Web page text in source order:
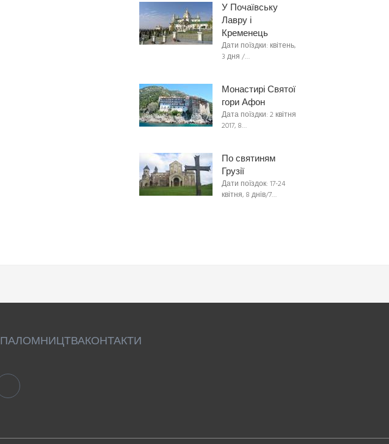
У Почаївську
Лавру і
Кременець
Дати поїздки: квітень,
3 дня /…
Монастирі Святої
гори Афон
Дата поїздки: 2 квітня
2017, 8…
По святиням
Грузії
Дати поїздок: 17-24
квітня, 8 днів/7…
ПАЛОМНИЦТВАКОНТАКТИ